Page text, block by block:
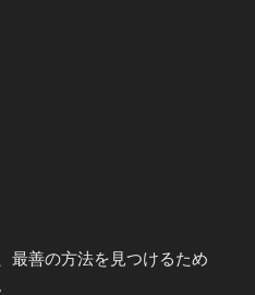
最善の方法を見つけるため